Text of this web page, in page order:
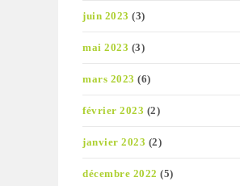
juin 2023 (3)
mai 2023 (3)
mars 2023 (6)
février 2023 (2)
janvier 2023 (2)
décembre 2022 (5)